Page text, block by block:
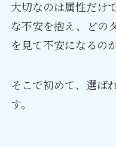
大切なのは属性だけ
な不安を抱え、どの
を見て不安になるの
そこで初めて、選ば
す。